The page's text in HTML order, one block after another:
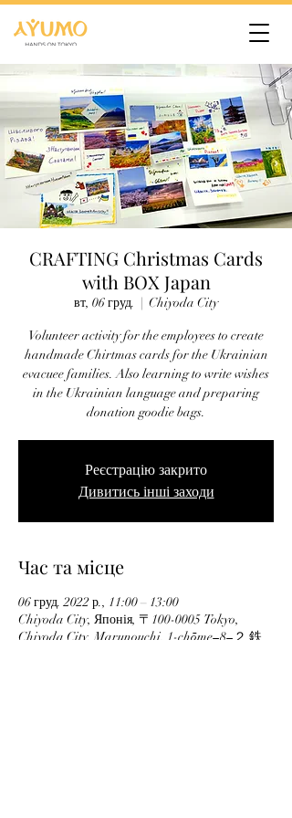
CRAFTING Christmas Cards
with BOX Japan
вт, 06 груд.
  |
Chiyoda City
Volunteer activity for the employees to create
handmade Chirtmas cards for the Ukrainian
evacuee families. Also learning to write wishes
in the Ukrainian language and preparing
donation goodie bags.
Реєстрацію закрито
Дивитись інші заходи
Час та місце
06 груд. 2022 р., 11:00 – 13:00
Chiyoda City, Японія, 〒100-0005 Tokyo,
Chiyoda City, Marunouchi, 1-chōme−8−２ 鉄